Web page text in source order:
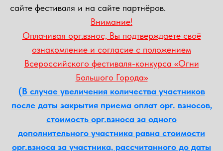
сайте фестиваля и на сайте партнёров.
Внимание!
Оплачивая орг.взнос, Вы подтверждаете своё
ознакомление и согласие с положением
Всероссийского фестиваля-конкурса «Огни
Большого Города»
(В случае увеличения количества участников
после даты закрытия приема оплат орг. взносов,
стоимость орг.взноса за одного
дополнительного участника равна стоимости
орг.взноса за участника, рассчитанного до даты